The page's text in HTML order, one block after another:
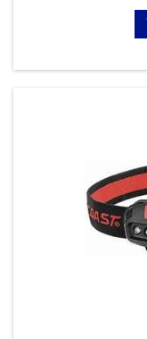
rápidamente el